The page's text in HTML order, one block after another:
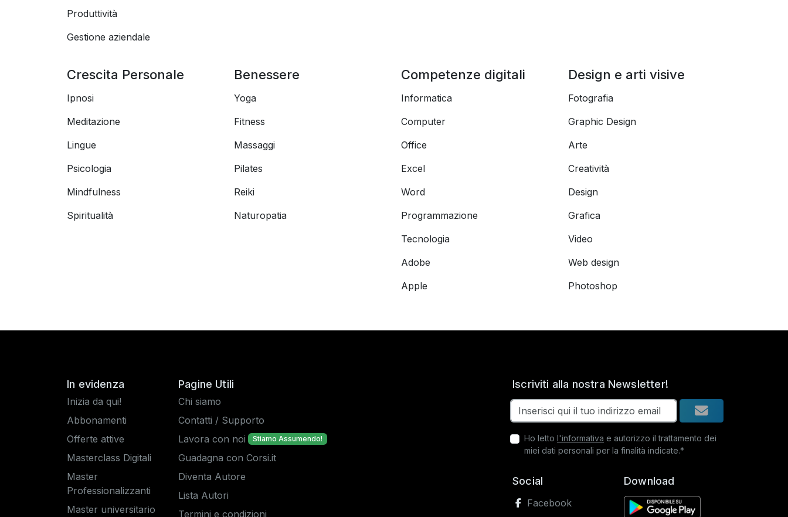
Produttività
Gestione aziendale
Crescita Personale
Ipnosi
Meditazione
Lingue
Psicologia
Mindfulness
Spiritualità
Benessere
Yoga
Fitness
Massaggi
Pilates
Reiki
Naturopatia
Competenze digitali
Informatica
Computer
Office
Excel
Word
Programmazione
Tecnologia
Adobe
Apple
Design e arti visive
Fotografia
Graphic Design
Arte
Creatività
Design
Grafica
Video
Web design
Photoshop
In evidenza
Inizia da qui!
Abbonamenti
Offerte attive
Masterclass Digitali
Master
Professionalizzanti
Master universitario
Pagine Utili
Chi siamo
Contatti / Supporto
Lavora con noi
Stiamo Assumendo!
Guadagna con Corsi.it
Diventa Autore
Lista Autori
Termini e condizioni
Iscriviti alla nostra Newsletter!
Ho letto l'informativa e autorizzo il trattamento dei
miei dati personali per la finalità indicate.*
Social
Facebook
Download